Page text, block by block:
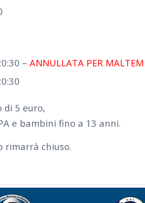
–ANNULLATA PER
di 5 euro,
e bambini fino a 13 anni.
rimarrà chiuso.